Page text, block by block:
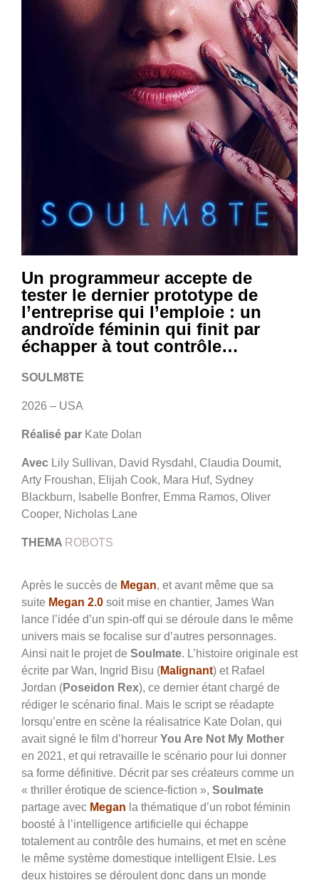
Un programmeur accepte de
tester le dernier prototype de
l’entreprise qui l’emploie : un
androïde féminin qui finit par
échapper à tout contrôle…
SOULM8TE
2026 – USA
Réalisé par Kate Dolan
Avec Lily Sullivan, David Rysdahl, Claudia Doumit,
Arty Froushan, Elijah Cook, Mara Huf, Sydney
Blackburn, Isabelle Bonfrer, Emma Ramos, Oliver
Cooper, Nicholas Lane
THEMA ROBOTS
Après le succès de Megan, et avant même que sa
suite Megan 2.0 soit mise en chantier, James Wan
lance l’idée d’un spin-off qui se déroule dans le même
univers mais se focalise sur d’autres personnages.
Ainsi nait le projet de Soulmate. L’histoire originale est
écrite par Wan, Ingrid Bisu (Malignant) et Rafael
Jordan (Poseidon Rex), ce dernier étant chargé de
rédiger le scénario final. Mais le script se réadapte
lorsqu’entre en scène la réalisatrice Kate Dolan, qui
avait signé le film d’horreur You Are Not My Mother
en 2021, et qui retravaille le scénario pour lui donner
sa forme définitive. Décrit par ses créateurs comme un
« thriller érotique de science-fiction », Soulmate
partage avec Megan la thématique d’un robot féminin
boosté à l’intelligence artificielle qui échappe
totalement au contrôle des humains, et met en scène
le même système domestique intelligent Elsie. Les
deux histoires se déroulent donc dans un monde